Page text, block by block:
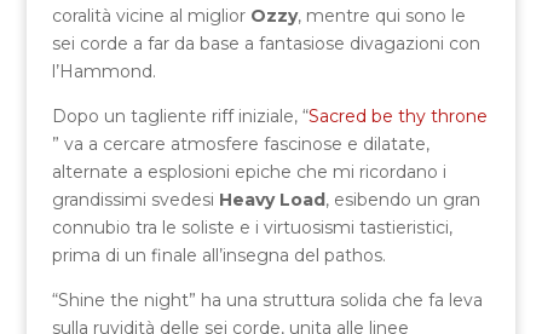
coralità vicine al miglior Ozzy, mentre qui sono le
sei corde a far da base a fantasiose divagazioni con
l’Hammond.
Dopo un tagliente riff iniziale, “Sacred be thy throne
” va a cercare atmosfere fascinose e dilatate,
alternate a esplosioni epiche che mi ricordano i
grandissimi svedesi Heavy Load, esibendo un gran
connubio tra le soliste e i virtuosismi tastieristici,
prima di un finale all’insegna del pathos.
“Shine the night” ha una struttura solida che fa leva
sulla ruvidità delle sei corde, unita alle linee